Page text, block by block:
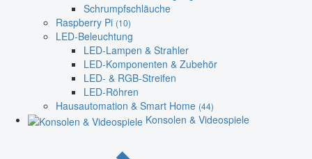
Schrumpfschläuche
Raspberry Pi (10)
LED-Beleuchtung
LED-Lampen & Strahler
LED-Komponenten & Zubehör
LED- & RGB-Streifen
LED-Röhren
Hausautomation & Smart Home (44)
Konsolen & Videospiele